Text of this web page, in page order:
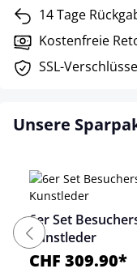
14 Tage
Kostenfreie
SSL-
Unsere
6er Set
Kunstleder
CHF 309.90*